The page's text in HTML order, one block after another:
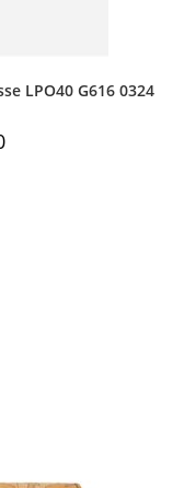
LPO40 G616 0324